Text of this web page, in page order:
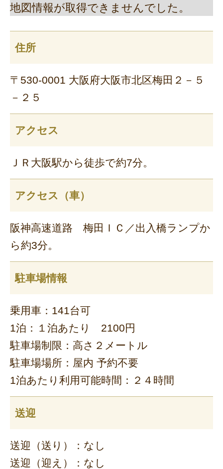
地図情報が取得できませんでした。
住所
〒530-0001 大阪府大阪市北区梅田２－５
－２５
アクセス
ＪＲ大阪駅から徒歩で約7分。
アクセス（車）
阪神高速道路 梅田ＩＣ／出入橋ランプか
ら約3分。
駐車場情報
乗用車：141台可
1泊：１泊あたり 2100円
駐車場制限：高さ２メートル
駐車場場所：屋内 予約不要
1泊あたり利用可能時間：２４時間
送迎
送迎（送り）：なし
送迎（迎え）：なし